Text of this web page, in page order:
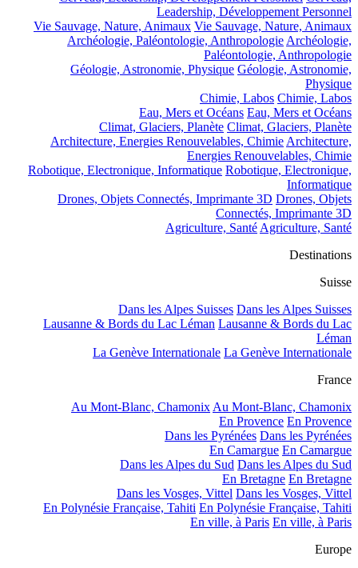
Leadership, Développement Personnel
Vie Sauvage, Nature, Animaux Vie Sauvage, Nature, Animaux
Archéologie, Paléontologie, Anthropologie Archéologie,
Paléontologie, Anthropologie
Géologie, Astronomie, Physique Géologie, Astronomie,
Physique
Chimie, Labos Chimie, Labos
Eau, Mers et Océans Eau, Mers et Océans
Climat, Glaciers, Planète Climat, Glaciers, Planète
Architecture, Energies Renouvelables, Chimie Architecture,
Energies Renouvelables, Chimie
Robotique, Electronique, Informatique Robotique, Electronique,
Informatique
Drones, Objets Connectés, Imprimante 3D Drones, Objets
Connectés, Imprimante 3D
Agriculture, Santé Agriculture, Santé
Destinations
Suisse
Dans les Alpes Suisses Dans les Alpes Suisses
Lausanne & Bords du Lac Léman Lausanne & Bords du Lac
Léman
La Genève Internationale La Genève Internationale
France
Au Mont-Blanc, Chamonix Au Mont-Blanc, Chamonix
En Provence En Provence
Dans les Pyrénées Dans les Pyrénées
En Camargue En Camargue
Dans les Alpes du Sud Dans les Alpes du Sud
En Bretagne En Bretagne
Dans les Vosges, Vittel Dans les Vosges, Vittel
En Polynésie Française, Tahiti En Polynésie Française, Tahiti
En ville, à Paris En ville, à Paris
Europe